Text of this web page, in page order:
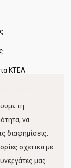
ΚΤΕΛ
τη
να
διαφημίσεις.
σχετικά με
μας.